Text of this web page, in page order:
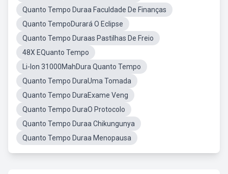
Quanto Tempo Duraa Faculdade De Finanças
Quanto TempoDurará O Eclipse
Quanto Tempo Duraas Pastilhas De Freio
48X EQuanto Tempo
Li-lon 31000MahDura Quanto Tempo
Quanto Tempo DuraUma Tomada
Quanto Tempo DuraExame Veng
Quanto Tempo DuraO Protocolo
Quanto Tempo Duraa Chikungunya
Quanto Tempo Duraa Menopausa